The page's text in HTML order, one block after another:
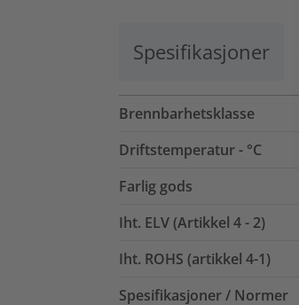
Spesifikasjoner
Brennbarhetsklasse
Driftstemperatur - °C
Farlig gods
Iht. ELV (Artikkel 4 - 2)
Iht. ROHS (artikkel 4-1)
Spesifikasjoner / Normer